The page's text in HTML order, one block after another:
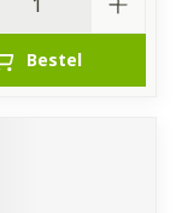
Bestel